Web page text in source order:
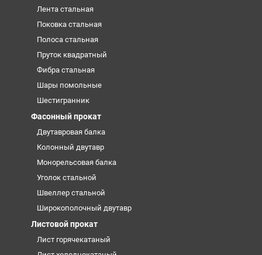
Лента стальная
Поковка стальная
Полоса стальная
Пруток квадратный
Фибра стальная
Шары помольные
Шестигранник
Фасонный прокат
Двутавровая балка
Колонный двутавр
Монорельсовая балка
Уголок стальной
Швеллер стальной
Широкополочный двутавр
Листовой прокат
Лист горячекатаный